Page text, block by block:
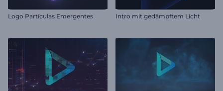
Logo Partículas Emergentes Intro mit gedämpftem Licht